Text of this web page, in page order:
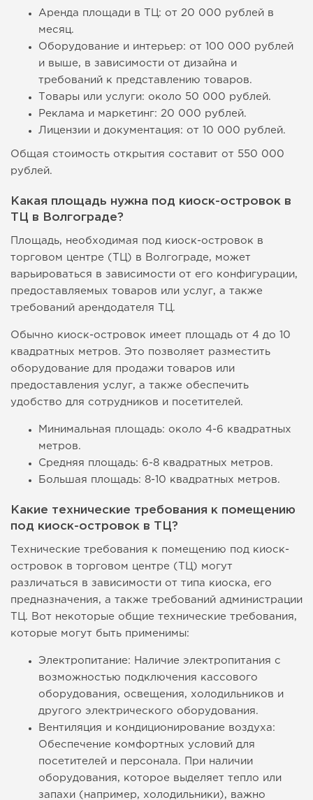
Аренда площади в ТЦ: от 20 000 рублей в
месяц.
Оборудование и интерьер: от 100 000 рублей
и выше, в зависимости от дизайна и
требований к представлению товаров.
Товары или услуги: около 50 000 рублей.
Реклама и маркетинг: 20 000 рублей.
Лицензии и документация: от 10 000 рублей.
Общая стоимость открытия составит от 550 000
рублей.
Какая площадь нужна под киоск-островок в
ТЦ в Волгограде?
Площадь, необходимая под киоск-островок в
торговом центре (ТЦ) в Волгограде, может
варьироваться в зависимости от его конфигурации,
предоставляемых товаров или услуг, а также
требований арендодателя ТЦ.
Обычно киоск-островок имеет площадь от 4 до 10
квадратных метров. Это позволяет разместить
оборудование для продажи товаров или
предоставления услуг, а также обеспечить
удобство для сотрудников и посетителей.
Минимальная площадь: около 4-6 квадратных
метров.
Средняя площадь: 6-8 квадратных метров.
Большая площадь: 8-10 квадратных метров.
Какие технические требования к помещению
под киоск-островок в ТЦ?
Технические требования к помещению под киоск-
островок в торговом центре (ТЦ) могут
различаться в зависимости от типа киоска, его
предназначения, а также требований администрации
ТЦ. Вот некоторые общие технические требования,
которые могут быть применимы:
Электропитание: Наличие электропитания с
возможностью подключения кассового
оборудования, освещения, холодильников и
другого электрического оборудования.
Вентиляция и кондиционирование воздуха:
Обеспечение комфортных условий для
посетителей и персонала. При наличии
оборудования, которое выделяет тепло или
запахи (например, холодильники), важно